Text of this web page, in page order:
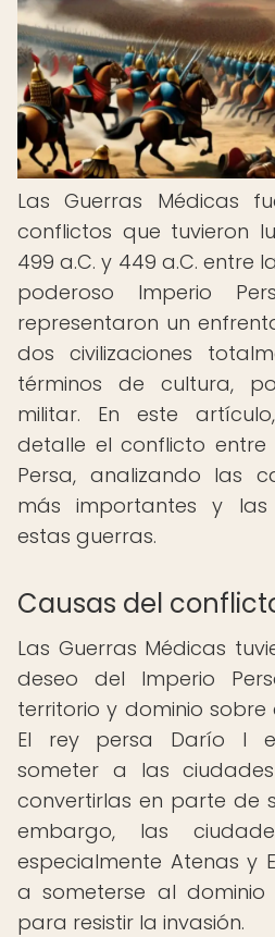
Las Guerras Médicas
conflictos que tuvieron
499 a.C. y 449 a.C. entre
poderoso Imperio
representaron un
dos civilizaciones
términos de cultura,
militar. En este
detalle el conflicto entre
Persa, analizando las
más importantes y las
estas guerras.
Causas del
Las Guerras Médicas
deseo del Imperio
territorio y dominio
El rey persa Darío I
someter a las
convertirlas en parte de
embargo, las
especialmente Atenas y
a someterse al
para resistir la invasión.